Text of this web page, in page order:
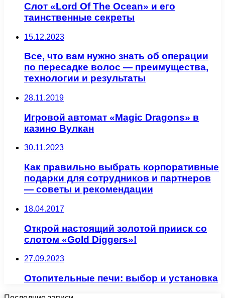
Слот «Lord Of The Ocean» и его
таинственные секреты
15.12.2023
Все, что вам нужно знать об операции
по пересадке волос — преимущества,
технологии и результаты
28.11.2019
Игровой автомат «Magic Dragons» в
казино Вулкан
30.11.2023
Как правильно выбрать корпоративные
подарки для сотрудников и партнеров
— советы и рекомендации
18.04.2017
Открой настоящий золотой прииск со
слотом «Gold Diggers»!
27.09.2023
Отопительные печи: выбор и установка